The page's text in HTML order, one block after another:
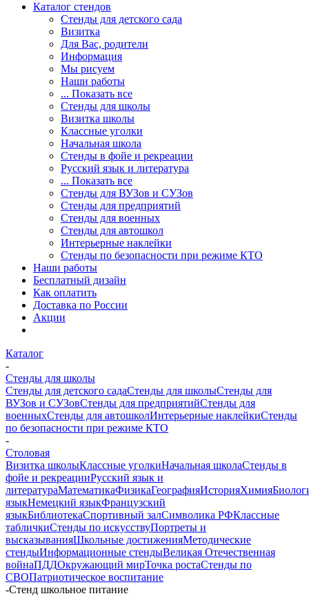
Каталог стендов
Стенды для детского сада
Визитка
Для Вас, родители
Информация
Мы рисуем
Наши работы
... Показать все
Стенды для школы
Визитка школы
Классные уголки
Начальная школа
Стенды в фойе и рекреации
Русский язык и литература
... Показать все
Стенды для ВУЗов и СУЗов
Стенды для предприятий
Стенды для военных
Стенды для автошкол
Интерьерные наклейки
Стенды по безопасности при режиме КТО
Наши работы
Бесплатный дизайн
Как оплатить
Доставка по России
Акции
Каталог
-
Стенды для школы
Стенды для детского садаСтенды для школыСтенды для
ВУЗов и СУЗовСтенды для предприятийСтенды для
военныхСтенды для автошколИнтерьерные наклейкиСтенды
по безопасности при режиме КТО
-
Столовая
Визитка школыКлассные уголкиНачальная школаСтенды в
фойе и рекреацииРусский язык и
литератураМатематикаФизикаГеографияИсторияХимия
языкНемецкий языкФранцузский
языкБиблиотекаСпортивный залСимволика РФКлассные
табличкиСтенды по искусствуПортреты и
высказыванияШкольные достиженияМетодические
стендыИнформационные стендыВеликая Отечественная
войнаПДДОкружающий мирТочка ростаСтенды по
СВОПатриотическое воспитание
-Стенд школьное питание